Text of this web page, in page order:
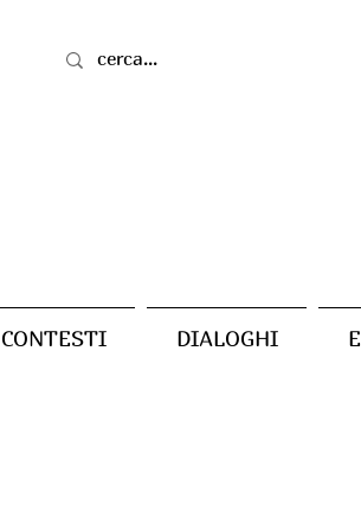
CONTESTI DIALOGHI